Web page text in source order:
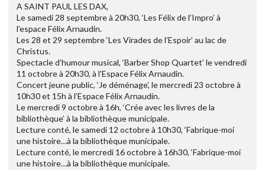
A SAINT PAUL LES DAX,
Le samedi 28 septembre à 20h30, ‘Les Félix de l’Impro’ à
l’espace Félix Arnaudin.
Les 28 et 29 septembre ‘Les Virades de l’Espoir’ au lac de
Christus.
Spectacle d’humour musical, ‘Barber Shop Quartet’ le vendredi
11 octobre à 20h30, à l’Espace Félix Arnaudin.
Concert jeune public, ‘Je déménage’, le mercredi 23 octobre à
10h30 et 15h à l’Espace Félix Arnaudin.
Le mercredi 9 octobre à 16h, ‘Crée avec les livres de la
bibliothèque’ à la bibliothèque municipale.
Lecture conté, le samedi 12 octobre à 10h30, ‘Fabrique-moi
une histoire…à la bibliothèque municipale.
Lecture conté, le mercredi 16 octobre à 16h30, ‘Fabrique-moi
une histoire…à la bibliothèque municipale.